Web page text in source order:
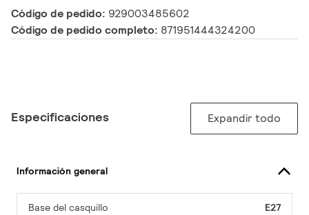
Código de pedido: 929003485602
Código de pedido completo: 871951444324200
Especificaciones Expandir todo
Información general
Base del casquillo E27